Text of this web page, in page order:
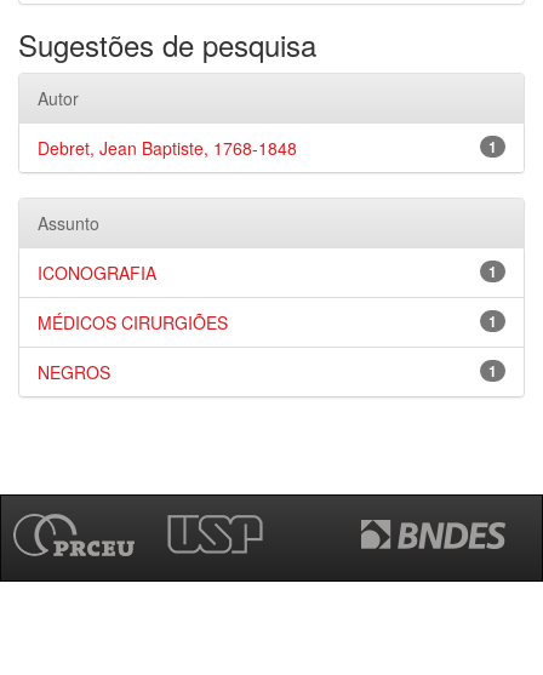
Sugestões de pesquisa
Autor
1
Debret, Jean Baptiste, 1768-1848
Assunto
1
ICONOGRAFIA
1
MÉDICOS CIRURGIÕES
1
NEGROS